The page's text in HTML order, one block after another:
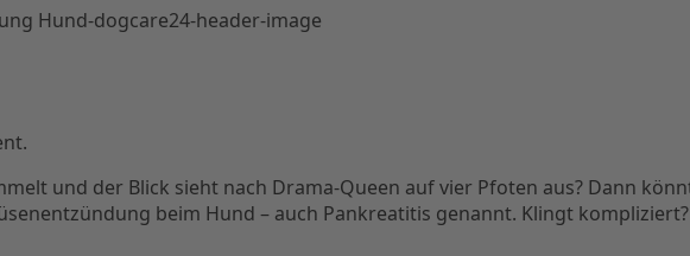
und der Blick sieht nach Drama-Queen auf vier Pfoten aus? Dann
beim Hund – auch Pankreatitis genannt. Klingt